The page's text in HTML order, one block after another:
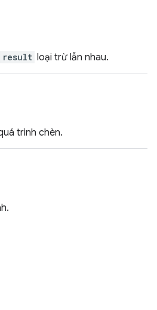
result loại trừ lẫn nhau.
trình chèn.